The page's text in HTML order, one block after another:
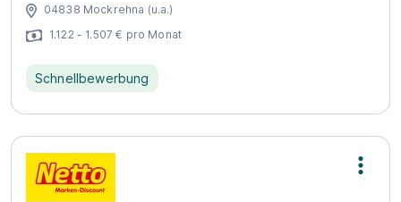
04838 Mockrehna (u.a.)
1.122 - 1.507 € pro Monat
Schnellbewerbung